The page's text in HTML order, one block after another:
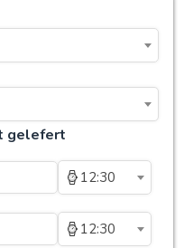
gelefert
12:30
12:30